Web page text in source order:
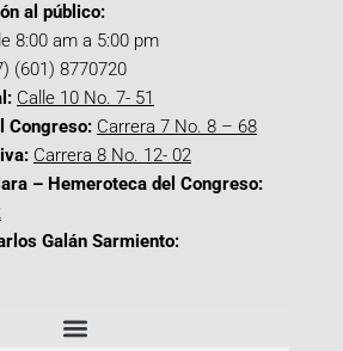
al público:
8:00 am a 5:00 pm
(601) 8770720
Calle 10 No. 7- 51
Congreso: Carrera 7 No. 8 – 68
Carrera 8 No. 12- 02
– Hemeroteca del Congreso:
Galán Sarmiento: